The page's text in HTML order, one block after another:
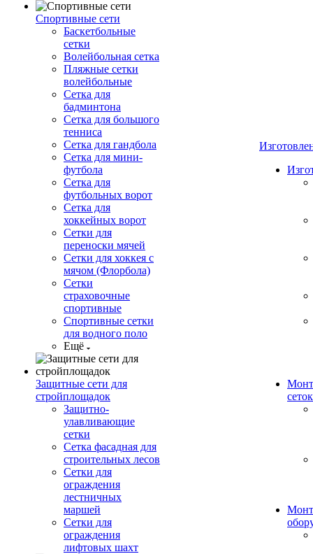
Спортивные сети
Баскетбольные
сетки
Волейбольная сетка
Пляжные сетки
волейбольные
Сетка для
бадминтона
Сетка для большого
тенниса
Сетка для гандбола
Сетка для мини-
футбола
Сетка для
футбольных ворот
Сетка для
хоккейных ворот
Сетки для
переноски мячей
Сетки для хоккея с
мячом (Флорбола)
Сетки
страховочные
спортивные
Спортивные сетки
для водного поло
Ещё
Защитные сети для
стройплощадок
Защитно-
улавливающие
сетки
Сетка фасадная для
строительных лесов
Сетки для
ограждения
лестничных
маршей
Сетки для
ограждения
лифтовых шахт
сеток